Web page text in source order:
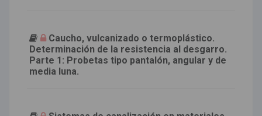
Caucho, vulcanizado o termoplástico.
Determinación de la resistencia al desgarro.
Parte 1: Probetas tipo pantalón, angular y de
media luna.